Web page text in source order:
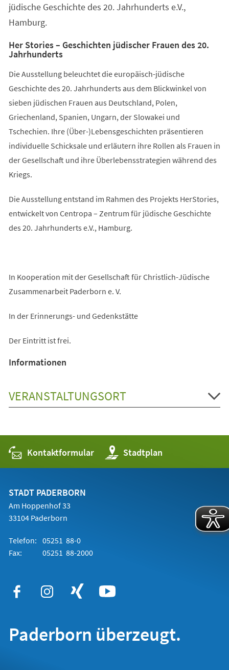
jüdische Geschichte des 20. Jahrhunderts e.V.,
Hamburg.
Her Stories – Geschichten jüdischer Frauen des 20.
Jahrhunderts
Die Ausstellung beleuchtet die europäisch-jüdische
Geschichte des 20. Jahrhunderts aus dem Blickwinkel von
sieben jüdischen Frauen aus Deutschland, Polen,
Griechenland, Spanien, Ungarn, der Slowakei und
Tschechien. Ihre (Über-)Lebensgeschichten präsentieren
individuelle Schicksale und erläutern ihre Rollen als Frauen in
der Gesellschaft und ihre Überlebensstrategien während des
Kriegs.
Die Ausstellung entstand im Rahmen des Projekts HerStories,
entwickelt von Centropa – Zentrum für jüdische Geschichte
des 20. Jahrhunderts e.V., Hamburg.
In Kooperation mit der Gesellschaft für Christlich-Jüdische
Zusammenarbeit Paderborn e. V.
In der Erinnerungs- und Gedenkstätte
Der Eintritt ist frei.
Informationen
VERANSTALTUNGSORT
Kontaktformular Stadtplan
(Öffnet
in
einem
STADT PADERBORN
Am Hoppenhof 33
33104 Paderborn
Telefon: 05251 88-0
Fax:
05251 88-2000
Paderborn überzeugt.